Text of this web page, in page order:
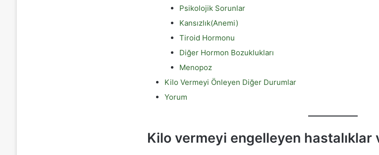
Psikolojik Sorunlar
Kansızlık(Anemi)
Tiroid Hormonu
Diğer Hormon Bozuklukları
Menopoz
Kilo Vermeyi Önleyen Diğer Durumlar
Yorum
Kilo vermeyi engelleyen hastalıklar